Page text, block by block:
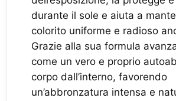
durante il sole e aiuta a
colorito uniforme e radioso
Grazie alla sua formula
come un vero e proprio
corpo dall’interno, favorendo
un’abbronzatura intensa e